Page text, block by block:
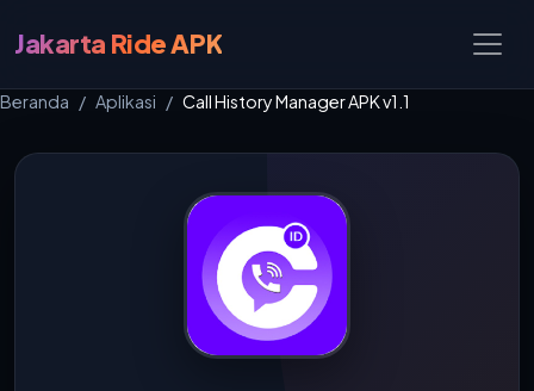
Jakarta Ride APK
Beranda Aplikasi Call History Manager APK v1.1